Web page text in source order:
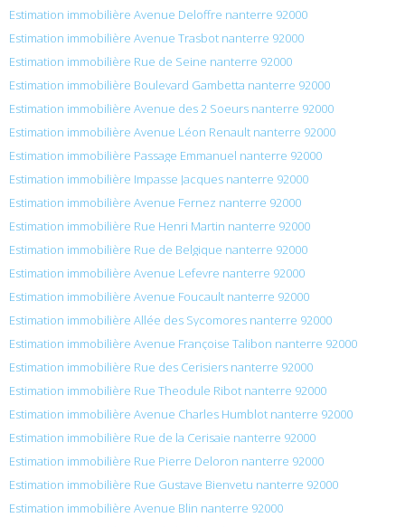
Estimation immobilière Avenue Deloffre nanterre 92000
Estimation immobilière Avenue Trasbot nanterre 92000
Estimation immobilière Rue de Seine nanterre 92000
Estimation immobilière Boulevard Gambetta nanterre 92000
Estimation immobilière Avenue des 2 Soeurs nanterre 92000
Estimation immobilière Avenue Léon Renault nanterre 92000
Estimation immobilière Passage Emmanuel nanterre 92000
Estimation immobilière Impasse Jacques nanterre 92000
Estimation immobilière Avenue Fernez nanterre 92000
Estimation immobilière Rue Henri Martin nanterre 92000
Estimation immobilière Rue de Belgique nanterre 92000
Estimation immobilière Avenue Lefevre nanterre 92000
Estimation immobilière Avenue Foucault nanterre 92000
Estimation immobilière Allée des Sycomores nanterre 92000
Estimation immobilière Avenue Françoise Talibon nanterre 92000
Estimation immobilière Rue des Cerisiers nanterre 92000
Estimation immobilière Rue Theodule Ribot nanterre 92000
Estimation immobilière Avenue Charles Humblot nanterre 92000
Estimation immobilière Rue de la Cerisaie nanterre 92000
Estimation immobilière Rue Pierre Deloron nanterre 92000
Estimation immobilière Rue Gustave Bienvetu nanterre 92000
Estimation immobilière Avenue Blin nanterre 92000